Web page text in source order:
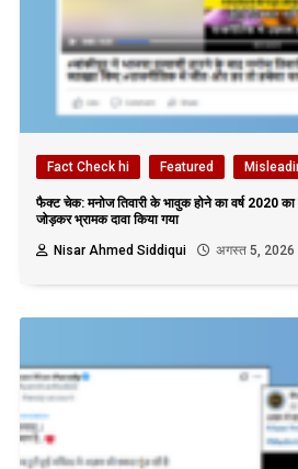
Fact Check hi Featured
फैक्ट चेक: मनोज तिवारी के भावुक होने का वर्ष 2020 का
जोड़कर भ्रामक दावा किया गया
Nisar Ahmed Siddiqui
अगस्त 5, 2026